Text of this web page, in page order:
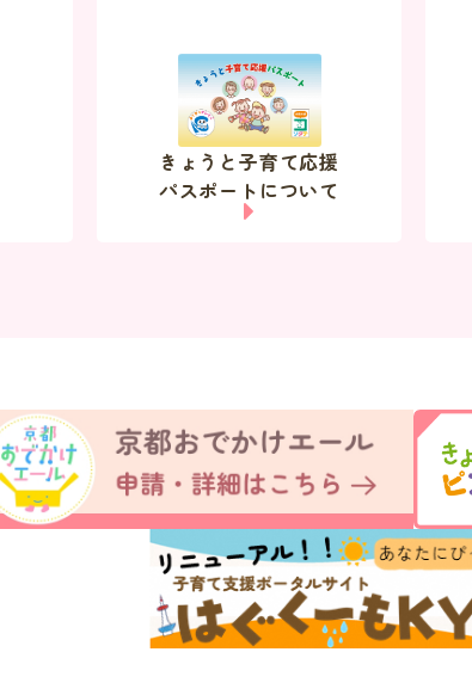
きょうと子育て応援
パスポートについて